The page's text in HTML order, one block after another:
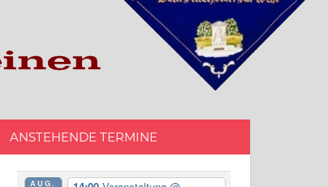
ANSTEHENDE TERMINE
AUG.